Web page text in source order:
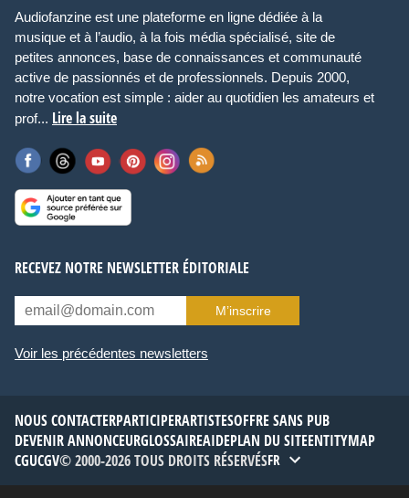
Audiofanzine est une plateforme en ligne dédiée à la
musique et à l’audio, à la fois média spécialisé, site de
petites annonces, base de connaissances et communauté
active de passionnés et de professionnels. Depuis 2000,
notre vocation est simple : aider au quotidien les amateurs et
prof... Lire la suite
RECEVEZ NOTRE NEWSLETTER ÉDITORIALE
M’inscrire
Voir les précédentes newsletters
NOUS CONTACTERPARTICIPERARTISTESOFFRE SANS PUB
DEVENIR ANNONCEURGLOSSAIREAIDEPLAN DU SITEENTITYMAP
CGUCGV© 2000-2026 TOUS DROITS RÉSERVÉSFR